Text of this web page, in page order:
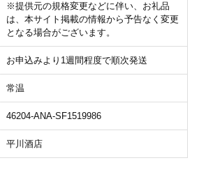
※提供元の規格変更などに伴い、お礼品
は、本サイト掲載の情報から予告なく変更
となる場合がございます。
お申込みより1週間程度で順次発送
常温
46204-ANA-SF1519986
平川酒店